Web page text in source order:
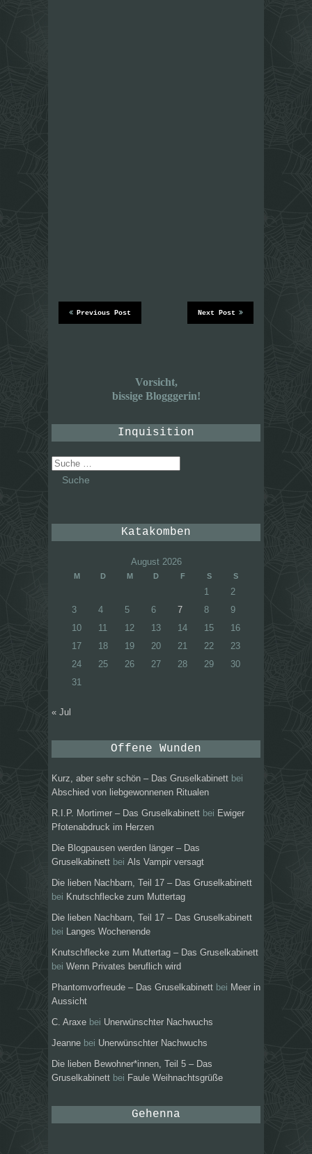
Next Post
Previous Post
Vorsicht,
bissige Blogggerin!
Inquisition
Suche
nach:
Katakomben
August 2026
M D M D F S S
1
2
3
4 5 6 7 8
9
10
11 12 13 14 15
16
17
18 19 20 21 22
23
24
25 26 27 28 29
30
31
« Jul
Offene Wunden
Kurz, aber sehr schön – Das Gruselkabinett bei
Abschied von liebgewonnenen Ritualen
R.I.P. Mortimer – Das Gruselkabinett bei Ewiger
Pfotenabdruck im Herzen
Die Blogpausen werden länger – Das
Gruselkabinett bei Als Vampir versagt
Die lieben Nachbarn, Teil 17 – Das Gruselkabinett
bei Knutschflecke zum Muttertag
Die lieben Nachbarn, Teil 17 – Das Gruselkabinett
bei Langes Wochenende
Knutschflecke zum Muttertag – Das Gruselkabinett
bei Wenn Privates beruflich wird
Phantomvorfreude – Das Gruselkabinett bei Meer in
Aussicht
C. Araxe bei Unerwünschter Nachwuchs
Jeanne bei Unerwünschter Nachwuchs
Die lieben Bewohner*innen, Teil 5 – Das
Gruselkabinett bei Faule Weihnachtsgrüße
Gehenna